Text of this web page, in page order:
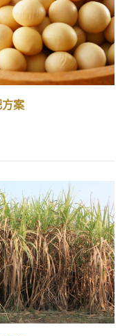
方案